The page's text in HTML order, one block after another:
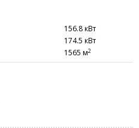
156.8 кВт
174.5 кВт
1565 м2